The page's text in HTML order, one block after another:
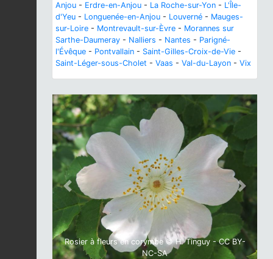
Anjou - Erdre-en-Anjou - La Roche-sur-Yon - L'Île-
d'Yeu - Longuenée-en-Anjou - Louverné - Mauges-
sur-Loire - Montrevault-sur-Èvre - Morannes sur
Sarthe-Daumeray - Nalliers - Nantes - Parigné-
l'Évêque - Pontvallain - Saint-Gilles-Croix-de-Vie -
Saint-Léger-sous-Cholet - Vaas - Val-du-Layon - Vix
Rosier à fleurs en corymbe © H. Tinguy - CC BY-
NC-SA
Previous Next